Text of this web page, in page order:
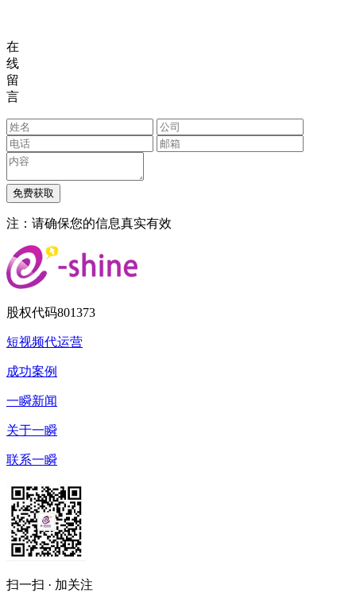
在
线
留
言
注：请确保您的信息真实有效
股权代码801373
短视频代运营
成功案例
一瞬新闻
关于一瞬
联系一瞬
扫一扫 · 加关注